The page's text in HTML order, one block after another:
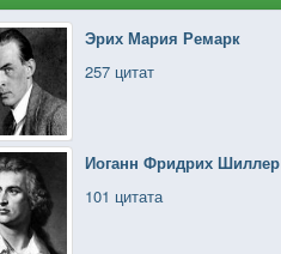
Эрих Мария Ремарк
257 цитат
Иоганн Фридрих Шиллер
101 цитата